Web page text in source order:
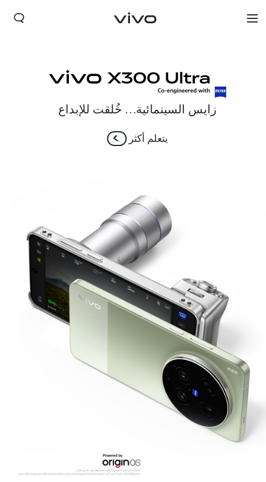
Kuwait(ar) | حدد البلد/المنطقة
زايس السينمائية… خُلقت للإبداع
يتعلم أكثر